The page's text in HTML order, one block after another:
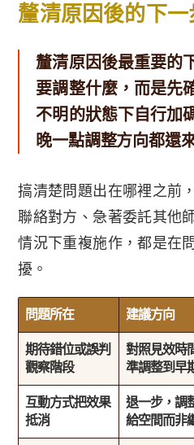
釐清原因後的下一
釐清原因後最重要的
要調整什麼，而是先
不明的狀態下自行加
晚一點調整方向都還
搞清楚問題出在哪裡之前
聯絡對方、急著委託其他
情況下重複施作，都是在
擾。
問題所在 建議方向
期待錯位或誤判
觀察階段
對照見效時
準調整到早
互動方式把效果
抵消
退一步，調
給空間而非